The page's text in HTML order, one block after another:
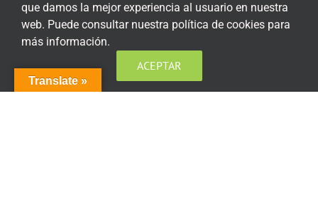
Política de cookies
Condiciones generales de contratación
Acceso plataforma de teleformación
Translate »
que damos la mejor experiencia al usuario en nuestra
web. Puede consultar nuestra política de cookies para
más información.
ACEPTAR